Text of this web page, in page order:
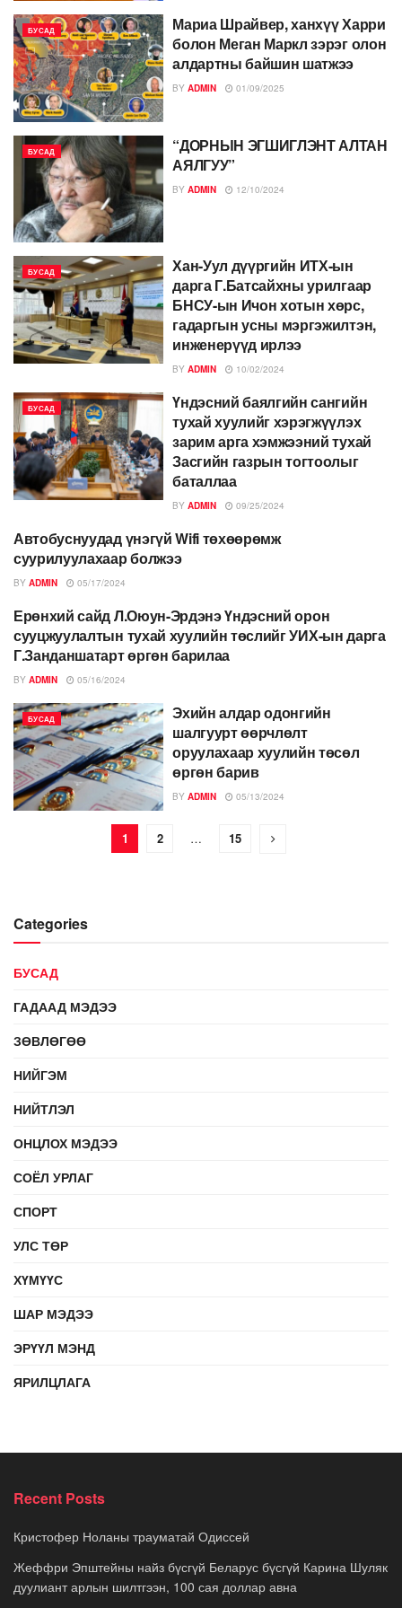
БУСАД
Мариа Шрайвер, ханхүү Харри
болон Меган Маркл зэрэг олон
алдартны байшин шатжээ
BY ADMIN 01/09/2025
БУСАД
“ДОРНЫН ЭГШИГЛЭНТ АЛТАН
АЯЛГУУ”
BY ADMIN 12/10/2024
БУСАД
Хан-Уул дүүргийн ИТХ-ын
дарга Г.Батсайхны урилгаар
БНСУ-ын Ичон хотын хөрс,
гадаргын усны мэргэжилтэн,
инженерүүд ирлээ
BY ADMIN 10/02/2024
БУСАД
Үндэсний баялгийн сангийн
тухай хуулийг хэрэгжүүлэх
зарим арга хэмжээний тухай
Засгийн газрын тогтоолыг
баталлаа
BY ADMIN 09/25/2024
БУСАД
Автобуснуудад үнэгүй Wifi төхөөрөмж
суурилуулахаар болжээ
BY ADMIN 05/17/2024
БУСАД
Ерөнхий сайд Л.Оюун-Эрдэнэ Үндэсний орон
сууцжуулалтын тухай хуулийн төслийг УИХ-ын дарга
Г.Занданшатарт өргөн барилаа
BY ADMIN 05/16/2024
БУСАД
Эхийн алдар одонгийн
шалгуурт өөрчлөлт
оруулахаар хуулийн төсөл
өргөн барив
BY ADMIN 05/13/2024
1 2 … 15
Categories
БУСАД
ГАДААД МЭДЭЭ
ЗӨВЛӨГӨӨ
НИЙГЭМ
НИЙТЛЭЛ
ОНЦЛОХ МЭДЭЭ
СОЁЛ УРЛАГ
СПОРТ
УЛС ТӨР
ХҮМҮҮС
ШАР МЭДЭЭ
ЭРҮҮЛ МЭНД
ЯРИЛЦЛАГА
Recent Posts
Кристофер Ноланы трауматай Одиссей
Жеффри Эпштейны найз бүсгүй Беларус бүсгүй Карина Шуляк
дуулиант арлын шилтгээн, 100 сая доллар авна